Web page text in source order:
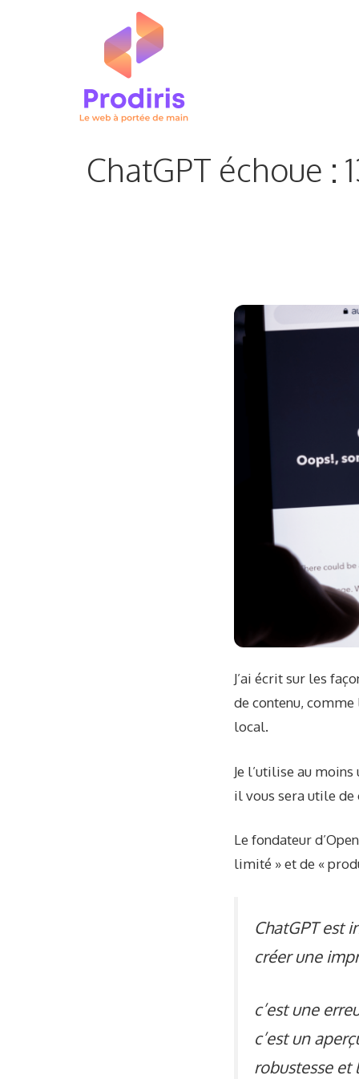
ChatGPT échoue :
J’ai écrit sur les
de contenu,
local.
Je l’utilise au
il vous sera utile
Le fondateur
limité » et de «
ChatGPT est
créer une
c’est une
c’est un
robustesse et